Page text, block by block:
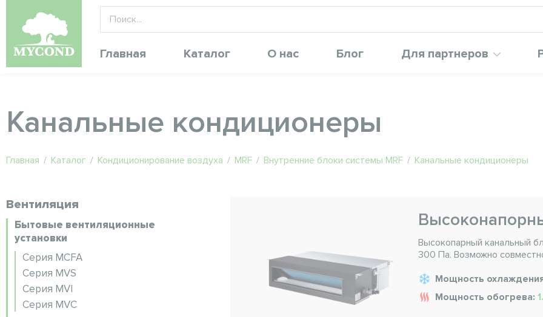
Главная Каталог О нас Блог Для партнеров
Канальные кондиционеры
Главная / Каталог / Кондиционирование воздуха / MRF / Внутренние блоки системы MRF / Канальные кондиционеры
Вентиляция
Бытовые вентиляционные
установки
Серия MCFA
Серия MVS
Серия MVI
Серия MVC
Высокопарный канальный
300 Па. Возможно
Мощность
Мощность обогрева: